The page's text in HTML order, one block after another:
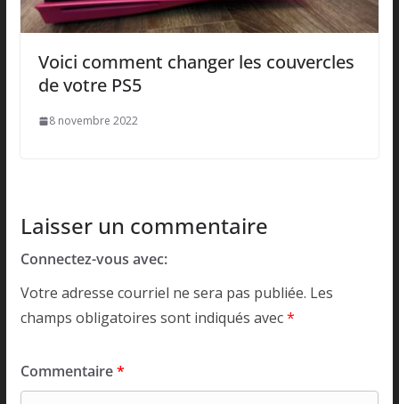
Voici comment changer les couvercles
de votre PS5
8 novembre 2022
Laisser un commentaire
Connectez-vous avec:
Votre adresse courriel ne sera pas publiée. Les
champs obligatoires sont indiqués avec*
Commentaire*